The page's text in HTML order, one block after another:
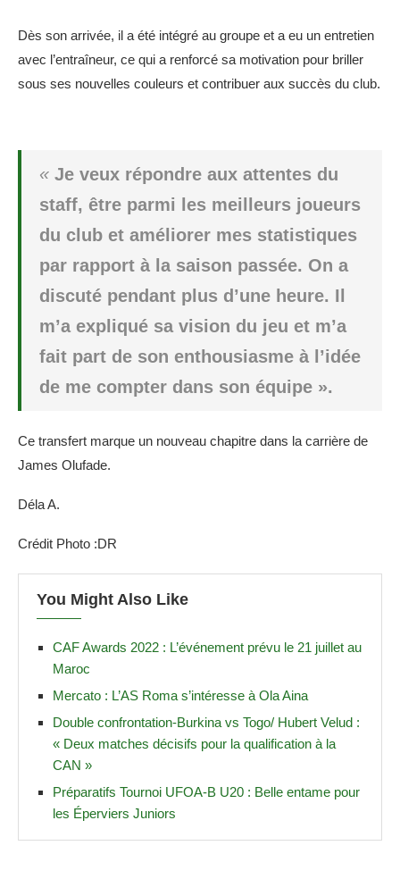
Dès son arrivée, il a été intégré au groupe et a eu un entretien
avec l’entraîneur, ce qui a renforcé sa motivation pour briller
sous ses nouvelles couleurs et contribuer aux succès du club.
« Je veux répondre aux attentes du
staff, être parmi les meilleurs joueurs
du club et améliorer mes statistiques
par rapport à la saison passée. On a
discuté pendant plus d’une heure. Il
m’a expliqué sa vision du jeu et m’a
fait part de son enthousiasme à l’idée
de me compter dans son équipe ».
Ce transfert marque un nouveau chapitre dans la carrière de
James Olufade.
Déla A.
Crédit Photo :DR
You Might Also Like
CAF Awards 2022 : L’événement prévu le 21 juillet au
Maroc
Mercato : L’AS Roma s’intéresse à Ola Aina
Double confrontation-Burkina vs Togo/ Hubert Velud :
« Deux matches décisifs pour la qualification à la
CAN »
Préparatifs Tournoi UFOA-B U20 : Belle entame pour
les Éperviers Juniors